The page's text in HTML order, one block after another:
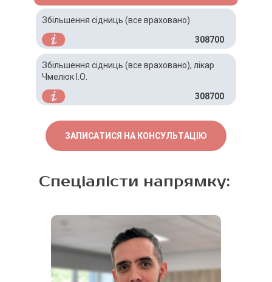
Збільшення сідниць (все враховано)
308700
Збільшення сідниць (все враховано), лікар
Чмелюк І.О.
308700
ЗАПИСАТИСЯ НА КОНСУЛЬТАЦІЮ
Спеціалісти напрямку: